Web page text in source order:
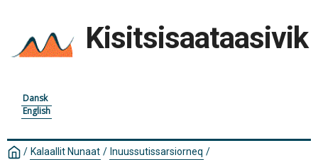
Kisitsisaataasivik
Dansk
English
/ Kalaallit Nunaat / Inuussutissarsiorneq /